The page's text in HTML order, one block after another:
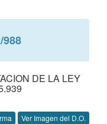
988
DE LA LEY
Ver Imagen del D.O.